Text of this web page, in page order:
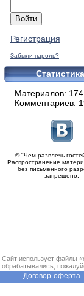
Регистрация
Забыли пароль?
Материалов:
Комментариев:
© "Чем развлечь
Распространение
без письменного
запрещено.
Сайт использует файлы
обрабатывались,
Договор-оферта.